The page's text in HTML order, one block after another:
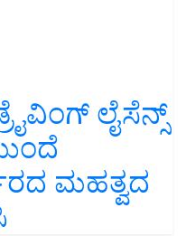
ಲೈಸೆನ್ಸ್
ಮಹತ್ವದ